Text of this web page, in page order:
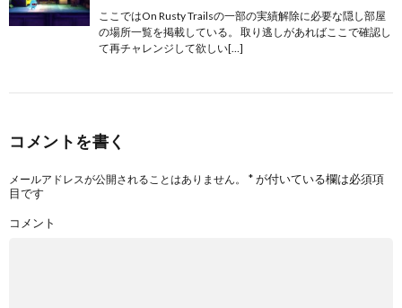
ここではOn Rusty Trailsの一部の実績解除に必要な隠し部屋
の場所一覧を掲載している。 取り逃しがあればここで確認し
て再チャレンジして欲しい[…]
コメントを書く
メールアドレスが公開されることはありません。 *が付いている欄は必須項
目です
コメント